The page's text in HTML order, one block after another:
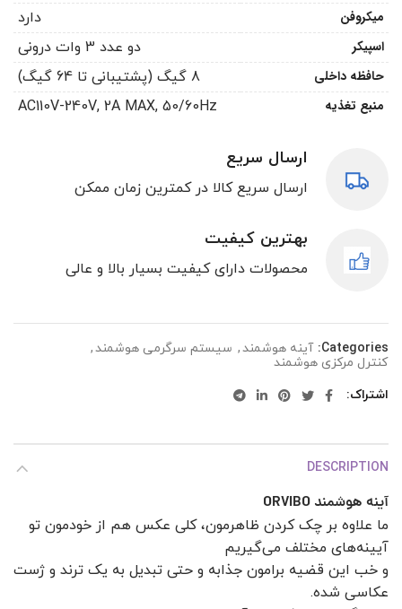
میکروفن
دارد
اسپیکر
دو عدد 3 وات درونی
حافظه داخلی
8 گیگ (پشتیبانی تا 64 گیگ)
منبع تغذیه
AC110V-240V, 2A MAX, 50/60Hz
ارسال سریع
ارسال سریع کالا در کمترین زمان ممکن
بهترین کیفیت
محصولات دارای کیفیت بسیار بالا و عالی
Categories: آینه هوشمند, سیستم سرگرمی هوشمند,
کنترل مرکزی هوشمند
اشتراک
DESCRIPTION
آینه هوشمند ORVIBO
ما علاوه بر چک کردن ظاهرمون، کلی عکس هم از خودمون تو
آیینه‌های مختلف می‌گیریم
و خب این قضیه برامون جذابه و حتی تبدیل به یک ترند و ژست
عکاسی شده.